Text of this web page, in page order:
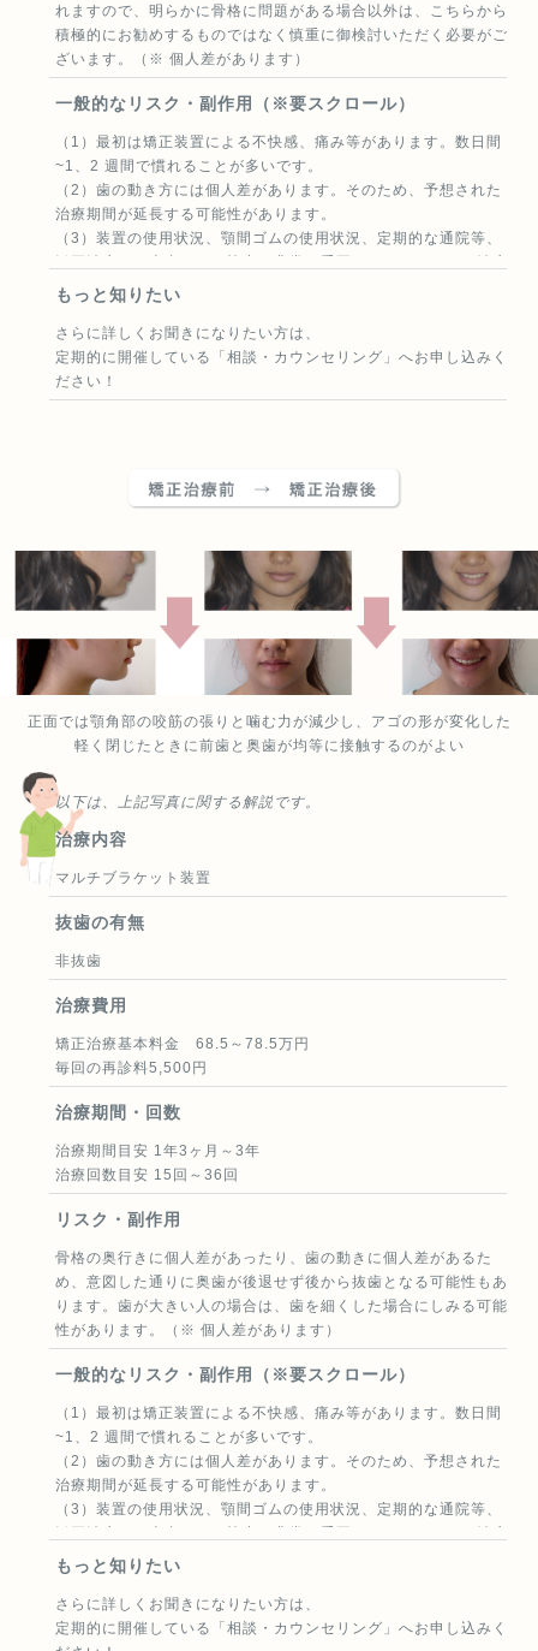
れますので、明らかに骨格に問題がある場合以外は、こちらから
積極的にお勧めするものではなく慎重に御検討いただく必要がご
ざいます。（※ 個人差があります）
一般的なリスク・副作用（※要スクロール）
（1）最初は矯正装置による不快感、痛み等があります。数日間
~1、2 週間で慣れることが多いです。
（2）歯の動き方には個人差があります。そのため、予想された
治療期間が延長する可能性があります。
（3）装置の使用状況、顎間ゴムの使用状況、定期的な通院等、
結果や治療期間に影響します。
す。むし歯や歯周病のリスクが高まりますので、丁寧に磨いた
り、定期的なメンテナンスを受けたりすることが重要です。ま
た、歯が動くと隠れていたむし歯が見えるようになることもあり
（6）ごくまれに歯が骨と癒着していて歯が動かないことがあり
ことがあります。
（8）治療途中に金属等のアレルギー症状が出ることがありま
す。
（9）治療中に「顎関節で音が鳴る、あごが痛い、口が開けにく
い」などの顎関節症状が出ることがあります。
（10）様々な問題により、当初予定した治療計画を変更する可能
性があります。
（11）歯の形を修正したり、咬み合わせの微調整を行ったりする
可能性があります。
（13）装置を外す時に、エナメル質に微小な亀裂が入る可能性
や、かぶせ物(補綴物)の一部が破損する可能性があります。
（14）装置が外れた後、保定装置を指示通り使用しないと後戻り
（15）装置が外れた後、現在の咬み合わせに合った状態のかぶせ
物(補綴物)やむし歯の治療(修復物)などをやりなおす可能性があ
ります。
（16）あごの成長発育によりかみ合わせや歯並びが変化する可能
性があります。
（17）治療後に親知らずが生えて、凸凹が生じる可能性がありま
せや歯並びが変化することがあります。その場合、再治療等が必
要になることがあります。
（18）矯正歯科治療は、一度始めると元の状態に戻すことは難し
スプリント（スタビライゼーションタイプ）のリスク及び副作用
効果には個人差があり、(1)めまい、(2)睡眠障害、(3)こわばり、
増加、(7)口渇、(8)唇の乾燥、(9)いびきの増加がリスクおよび副
作用として考えられます。
上記以外に、スプリントによって今までの噛み合わせ位置の変化
およびそれによる顔貌の変化が生じるとその改善には矯正治療や
外科的矯正治療が必要となります。
もっと知りたい
さらに詳しくお聞きになりたい方は、
定期的に開催している
「相談・カウンセリング」へお申し込みく
ださい！
正面では顎角部の咬筋の張りと噛む力が減少し、アゴの形が変化した
軽く閉じたときに前歯と奥歯が均等に接触するのがよい
以下は、上記写真に関する解説です。
治療内容
マルチブラケット装置
抜歯の有無
非抜歯
治療費用
矯正治療基本料金 68.5～78.5万円
毎回の再診料5,500円
治療期間・回数
治療期間目安 1年3ヶ月～3年
治療回数目安 15回～36回
リスク・副作用
骨格の奥行きに個人差があったり、歯の動きに個人差があるた
め、意図した通りに奥歯が後退せず後から抜歯となる可能性もあ
ります。歯が大きい人の場合は、歯を細くした場合にしみる可能
性があります。（※ 個人差があります）
一般的なリスク・副作用（※要スクロール）
（1）最初は矯正装置による不快感、痛み等があります。数日間
~1、2 週間で慣れることが多いです。
（2）歯の動き方には個人差があります。そのため、予想された
治療期間が延長する可能性があります。
（3）装置の使用状況、顎間ゴムの使用状況、定期的な通院等、
結果や治療期間に影響します。
す。むし歯や歯周病のリスクが高まりますので、丁寧に磨いた
り、定期的なメンテナンスを受けたりすることが重要です。ま
もっと知りたい
さらに詳しくお聞きになりたい方は、
定期的に開催している
「相談・カウンセリング」へお申し込みく